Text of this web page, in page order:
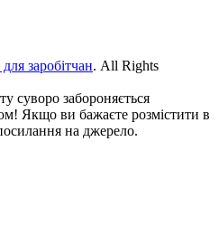
заробітчан. All Rights
суворо забороняється
Якщо ви бажаєте розмістити в
на джерело.